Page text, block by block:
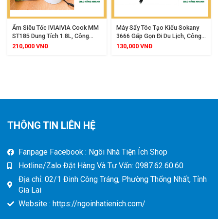
Ấm Siêu Tốc IVIAIVIA Cook MM
ST185 Dung Tích 1.8L, Công
Suất 1500W, Thiết Kế Hiện Đại,
210,000 VNĐ
Máy Sấy Tóc Tạo Kiểu Sokany
3666 Gấp Gọn Đi Du Lịch, Công
Suất 1000W, Tạo Ion Âm Chăm
130,000 VNĐ
THÔNG TIN LIÊN HỆ
Fanpage Facebook : Ngôi Nhà Tiện Ích Shop
Hotline/Zalo Đặt Hàng Và Tư Vấn: 0987.62.60.60
Địa chỉ: 02/1 Đinh Công Tráng, Phường Thống Nhất, Tỉnh
Gia Lai
Website : https://ngoinhatienich.com/